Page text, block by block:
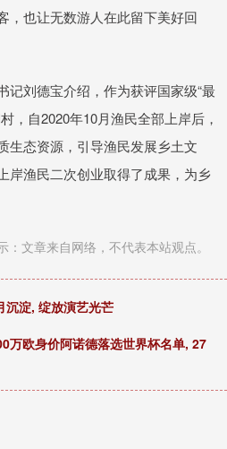
，也让无数游人在此留下美好回
记刘德宝介绍，作为获评国家级“最
，自2020年10月渔民全部上岸后，
生态资源，引导渔民发展乡土文
岸渔民二次创业取得了成果，为乡
：文章来自网络，不代表本站观点。
沉淀, 绽放演艺光芒
万欧身价阿诺德落选世界杯名单, 27